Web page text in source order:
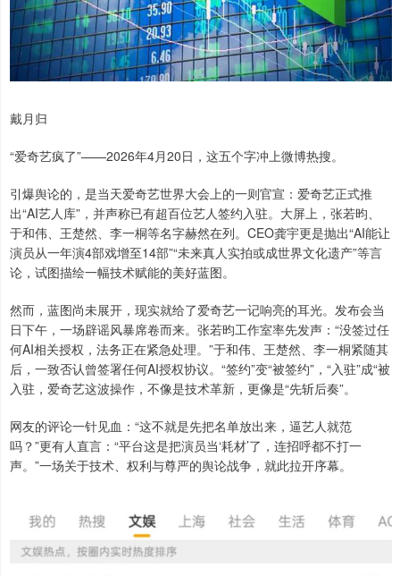
戴月归
“爱奇艺疯了”——2026年4月20日，这五个字冲上微博热搜。
引爆舆论的，是当天爱奇艺世界大会上的一则官宣：爱奇艺正式推
出“AI艺人库”，并声称已有超百位艺人签约入驻。大屏上，张若昀、
于和伟、王楚然、李一桐等名字赫然在列。CEO龚宇更是抛出“AI能让
演员从一年演4部戏增至14部”“未来真人实拍或成世界文化遗产”等言
论，试图描绘一幅技术赋能的美好蓝图。
然而，蓝图尚未展开，现实就给了爱奇艺一记响亮的耳光。发布会当
日下午，一场辟谣风暴席卷而来。张若昀工作室率先发声：“没签过任
何AI相关授权，法务正在紧急处理。”于和伟、王楚然、李一桐紧随其
后，一致否认曾签署任何AI授权协议。“签约”变“被签约”，“入驻”成“被
入驻，爱奇艺这波操作，不像是技术革新，更像是“先斩后奏”。
网友的评论一针见血：“这不就是先把名单放出来，逼艺人就范
吗？”更有人直言：“平台这是把演员当‘耗材’了，连招呼都不打一
声。”一场关于技术、权利与尊严的舆论战争，就此拉开序幕。